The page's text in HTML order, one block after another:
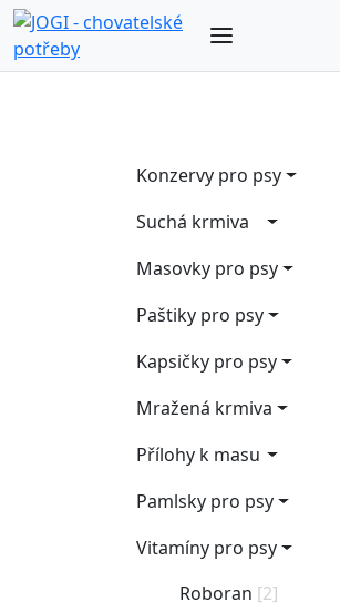
Konzervy pro psy
Suchá krmiva
Masovky pro psy
Paštiky pro psy
Kapsičky pro psy
Mražená krmiva
Přílohy k masu
Pamlsky pro psy
Vitamíny pro psy
Roboran [2]